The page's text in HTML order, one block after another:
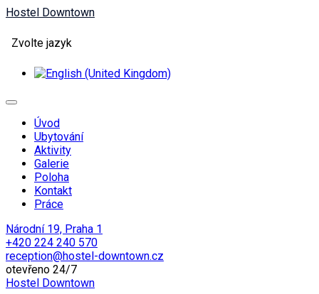
Hostel Downtown
Zvolte jazyk
Úvod
Ubytování
Aktivity
Galerie
Poloha
Kontakt
Práce
Národní 19, Praha 1
+420 224 240 570
reception@hostel-downtown.cz
otevřeno 24/7
Hostel Downtown